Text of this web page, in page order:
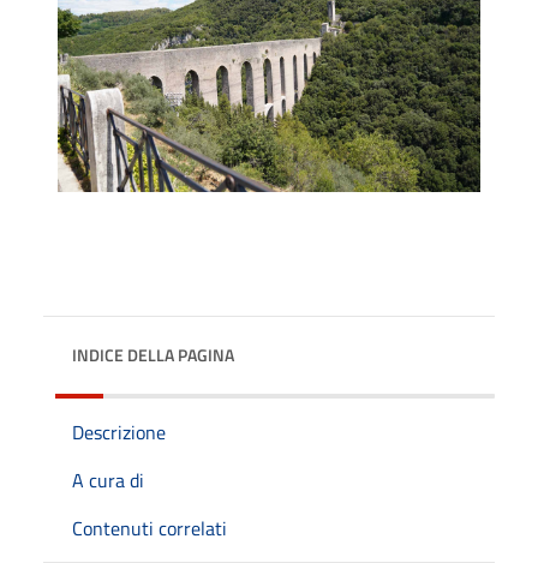
INDICE DELLA PAGINA
Descrizione
A cura di
Contenuti correlati